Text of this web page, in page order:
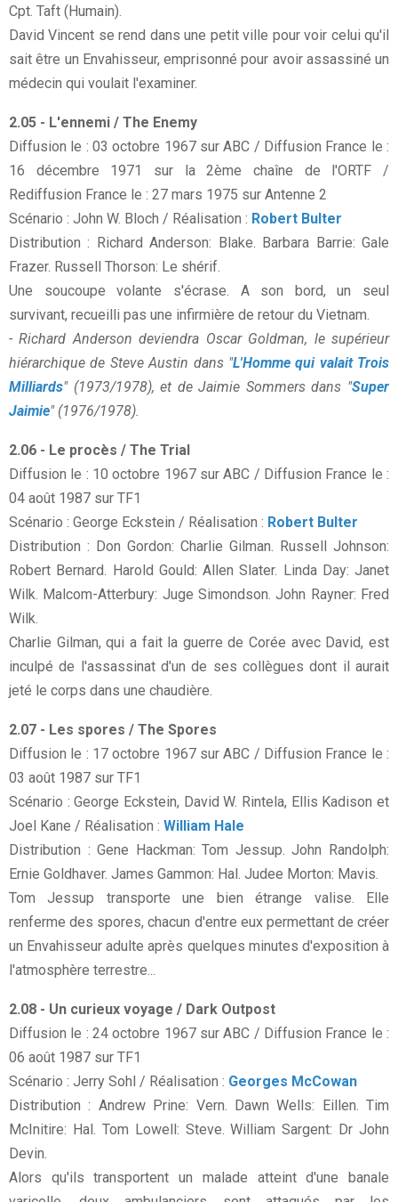
Cpt. Taft (Humain).
David Vincent se rend dans une petit ville pour voir celui qu'il
sait être un Envahisseur, emprisonné pour avoir assassiné un
médecin qui voulait l'examiner.
2.05 - L'ennemi / The Enemy
Diffusion le : 03 octobre 1967 sur ABC / Diffusion France le :
16 décembre 1971 sur la 2ème chaîne de l'ORTF /
Rediffusion France le : 27 mars 1975 sur Antenne 2
Scénario : John W. Bloch / Réalisation : Robert Bulter
Distribution : Richard Anderson: Blake. Barbara Barrie: Gale
Frazer. Russell Thorson: Le shérif.
Une soucoupe volante s'écrase. A son bord, un seul
survivant, recueilli pas une infirmière de retour du Vietnam.
- Richard Anderson deviendra Oscar Goldman, le supérieur
hiérarchique de Steve Austin dans "L'Homme qui valait Trois
Milliards" (1973/1978), et de Jaimie Sommers dans "Super
Jaimie" (1976/1978).
2.06 - Le procès / The Trial
Diffusion le : 10 octobre 1967 sur ABC / Diffusion France le :
04 août 1987 sur TF1
Scénario : George Eckstein / Réalisation : Robert Bulter
Distribution : Don Gordon: Charlie Gilman. Russell Johnson:
Robert Bernard. Harold Gould: Allen Slater. Linda Day: Janet
Wilk. Malcom-Atterbury: Juge Simondson. John Rayner: Fred
Wilk.
Charlie Gilman, qui a fait la guerre de Corée avec David, est
inculpé de l'assassinat d'un de ses collègues dont il aurait
jeté le corps dans une chaudière.
2.07 - Les spores / The Spores
Diffusion le : 17 octobre 1967 sur ABC / Diffusion France le :
03 août 1987 sur TF1
Scénario : George Eckstein, David W. Rintela, Ellis Kadison et
Joel Kane / Réalisation : William Hale
Distribution : Gene Hackman: Tom Jessup. John Randolph:
Ernie Goldhaver. James Gammon: Hal. Judee Morton: Mavis.
Tom Jessup transporte une bien étrange valise. Elle
renferme des spores, chacun d'entre eux permettant de créer
un Envahisseur adulte après quelques minutes d'exposition à
l'atmosphère terrestre...
2.08 - Un curieux voyage / Dark Outpost
Diffusion le : 24 octobre 1967 sur ABC / Diffusion France le :
06 août 1987 sur TF1
Scénario : Jerry Sohl / Réalisation : Georges McCowan
Distribution : Andrew Prine: Vern. Dawn Wells: Eillen. Tim
McInitire: Hal. Tom Lowell: Steve. William Sargent: Dr John
Devin.
Alors qu'ils transportent un malade atteint d'une banale